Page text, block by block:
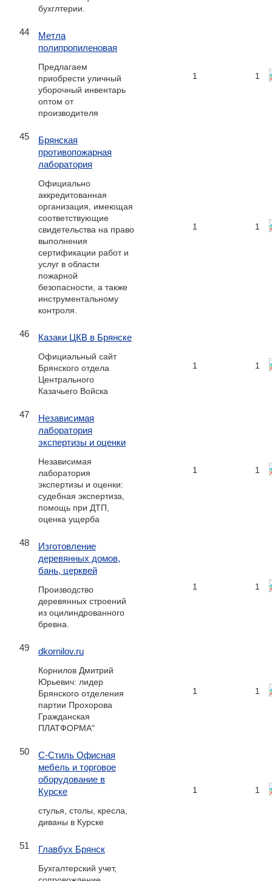
бухглтерии.
44
Метла
полипропиленовая
Предлагаем
приобрести уличный
уборочный инвентарь
оптом от
производителя
1 1
45
Брянская
противопожарная
лаборатория
Официально
аккредитованная
организация, имеющая
соответствующие
свидетельства на право
выполнения
сертификации работ и
услуг в области
пожарной
безопасности, а также
инструментальному
контроля.
1 1
46 Казаки ЦКВ в Брянске
Официальный сайт
Брянского отдела
Центрального
Казачьего Войска
1 1
47
Независимая
лаборатория
экспертизы и оценки
Независимая
лаборатория
экспертизы и оценки:
судебная экспертиза,
помощь при ДТП,
оценка ущерба
1 1
48
Изготовление
деревянных домов,
бань, церквей
Производство
деревянных строений
из оцилиндрованного
бревна.
1 1
49 dkornilov.ru
Корнилов Дмитрий
Юрьевич: лидер
Брянского отделения
партии Прохорова
Гражданская
ПЛАТФОРМА"
1 1
50
С-Стиль Офисная
мебель и торговое
оборудование в
Курске
стулья, столы, кресла,
диваны в Курске
1 1
51 Главбух Брянск
Бухгалтерский учет,